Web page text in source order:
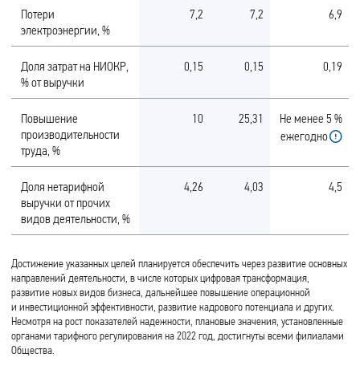
Потери
электроэнергии, %
7,2 7,2 6,9
Доля затрат на НИОКР,
% от выручки
0,15 0,15 0,19
Повышение
производительности
труда, %
10 25,31
Не менее 5 %
ежегодно
Доля нетарифной
выручки от прочих
видов деятельности, %
4,26 4,03 4,5
Достижение указанных целей планируется обеспечить через развитие основных
направлений деятельности, в числе которых цифровая трансформация,
развитие новых видов бизнеса, дальнейшее повышение операционной
и инвестиционной эффективности, развитие кадрового потенциала и других.
Несмотря на рост показателей надежности, плановые значения, установленные
органами тарифного регулирования на 2022 год, достигнуты всеми филиалами
Общества.